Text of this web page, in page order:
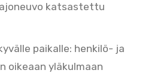
katsastettu
paikalle: henkilö- ja
oikeaan yläkulmaan